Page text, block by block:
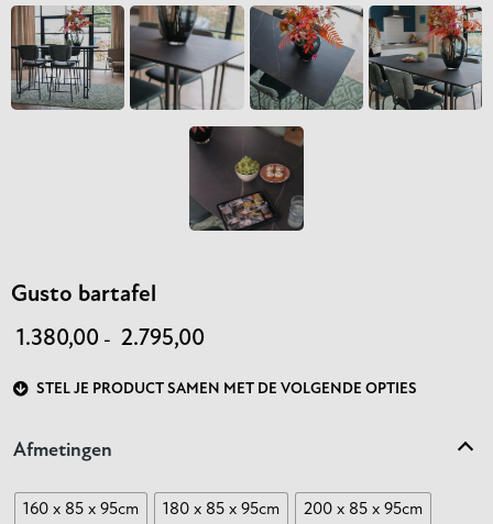
Gusto bartafel
1.380,00 - 2.795,00
STEL JE PRODUCT SAMEN MET DE VOLGENDE OPTIES
Afmetingen
160 x 85 x 95cm 180 x 85 x 95cm 200 x 85 x 95cm